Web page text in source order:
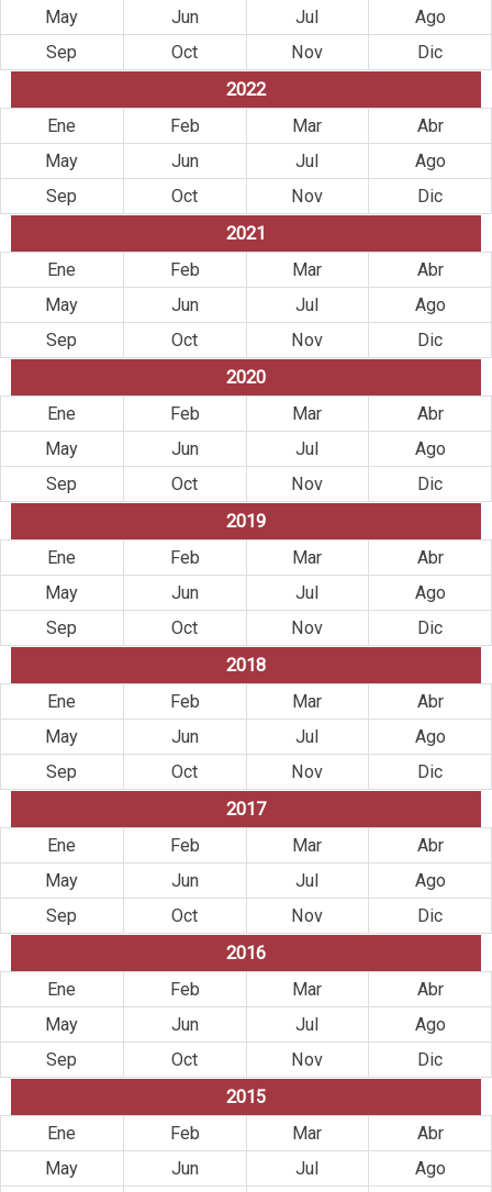
May
Jun Jul
Ago
Sep
Oct Nov
Dic
2022
Ene
Feb Mar
Abr
May
Jun Jul
Ago
Sep
Oct Nov
Dic
2021
Ene
Feb Mar
Abr
May
Jun Jul
Ago
Sep
Oct Nov
Dic
2020
Ene
Feb Mar
Abr
May
Jun Jul
Ago
Sep
Oct Nov
Dic
2019
Ene
Feb Mar
Abr
May
Jun Jul
Ago
Sep
Oct Nov
Dic
2018
Ene
Feb Mar
Abr
May
Jun Jul
Ago
Sep
Oct Nov
Dic
2017
Ene
Feb Mar
Abr
May
Jun Jul
Ago
Sep
Oct Nov
Dic
2016
Ene
Feb Mar
Abr
May
Jun Jul
Ago
Sep
Oct Nov
Dic
2015
Ene
Feb Mar
Abr
May
Jun Jul
Ago